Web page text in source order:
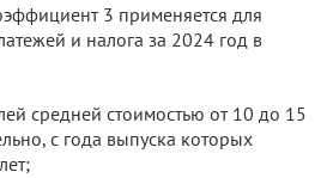
3 применяется для
и налога за 2024 год в
средней стоимостью от 10 до 15
с года выпуска которых